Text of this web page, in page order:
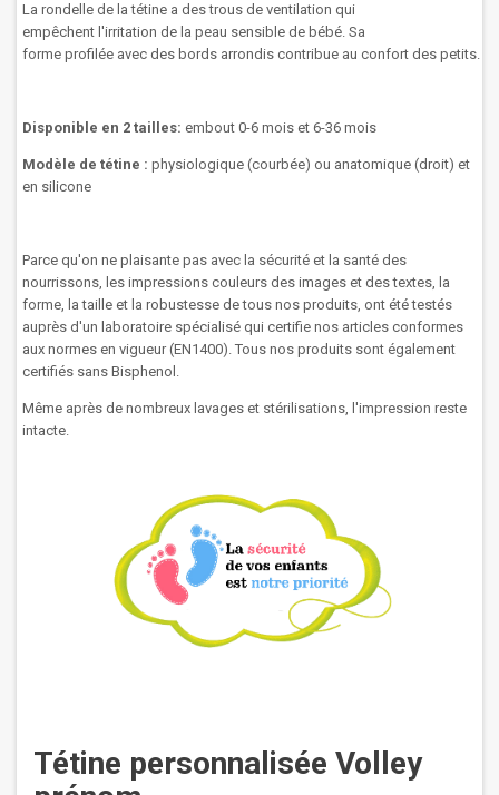
La rondelle de la tétine a des trous de ventilation qui
empêchent l'irritation de la peau sensible de bébé. Sa
forme profilée avec des bords arrondis contribue au confort des petits.
Disponible en 2 tailles: embout 0-6 mois et 6-36 mois
Modèle de tétine : physiologique (courbée) ou anatomique (droit) et
en silicone
Parce qu'on ne plaisante pas avec la sécurité et la santé des
nourrissons, les impressions couleurs des images et des textes, la
forme, la taille et la robustesse de tous nos produits, ont été testés
auprès d'un laboratoire spécialisé qui certifie nos articles conformes
aux normes en vigueur (EN1400). Tous nos produits sont également
certifiés sans Bisphenol.
Même après de nombreux lavages et stérilisations, l'impression reste
intacte.
Tétine personnalisée Volley